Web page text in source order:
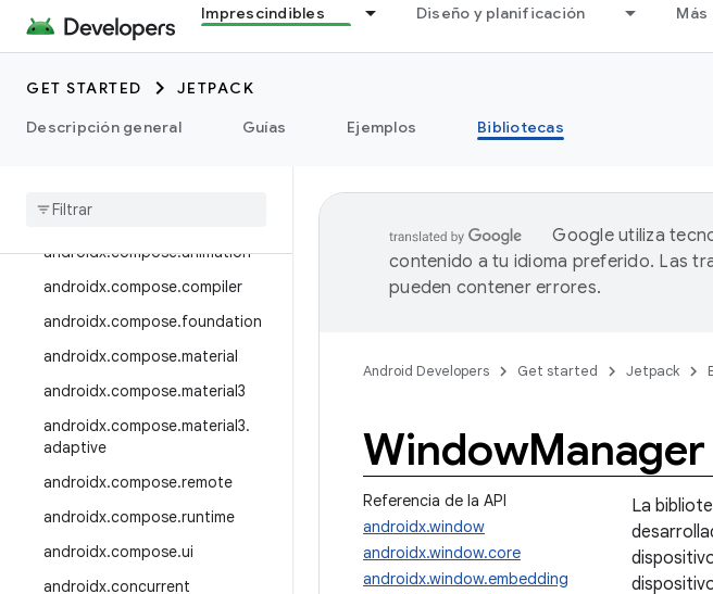
Imprescindibles Diseño y planificación Más
GET STARTED
JETPACK
Descripción general
Guías Ejemplos Bibliotecas
androidx.camera.media3
androidx.camera.viewfinder
androidx.car
androidx
androidx.compose.animation
androidx.compose.compiler
androidx.compose.foundation
androidx.compose.material
androidx.compose.material3
androidx.compose.material3.
adaptive
androidx.compose.remote
androidx.compose.runtime
androidx.compose.ui
androidx.concurrent
Google utiliza
contenido a tu idioma preferido. Las
pueden contener errores.
Android Developers Get started Jetpack
WindowManager
Referencia de la API
androidx.window
androidx.window.core
androidx.window.embedding
La